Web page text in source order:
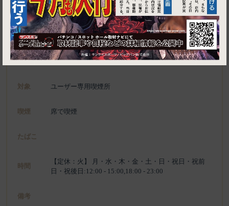
施設名 はいさいキッチン
電話 050-5869-7594
種別 ユーザー専用喫煙所、喫煙可能施設
対象 ユーザー専用喫煙所
喫煙 席で喫煙
たばこ
時間
【定休：火】 月・水・木・金・土・日・祝日・祝前
日・祝後日:12:00 - 15:00,18:00 - 23:00
備考